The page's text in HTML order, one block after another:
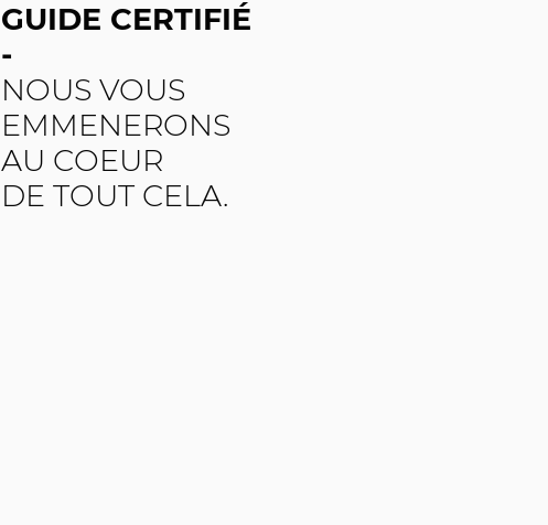
GUIDE CERTIFIÉ
-
NOUS VOUS
EMMENERONS
AU COEUR
DE TOUT CELA.